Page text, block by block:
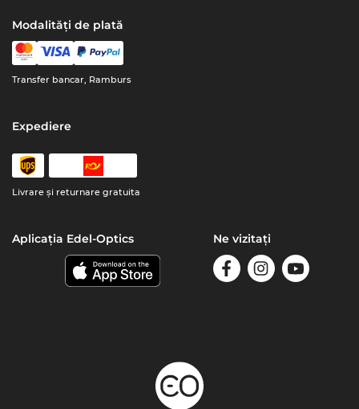
Modalități de plată
Transfer bancar, Ramburs
Expediere
Livrare şi returnare gratuita
Aplicația Edel-Optics Ne vizitați